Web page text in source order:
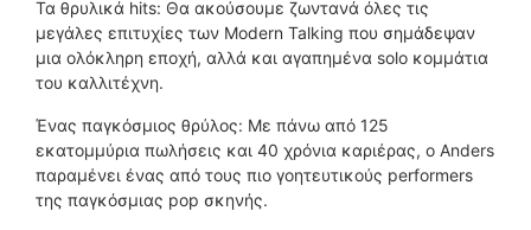
Τα θρυλικά hits: Θα ακούσουμε ζωντανά όλες τις
μεγάλες επιτυχίες των Modern Talking που σημάδεψαν
μια ολόκληρη εποχή, αλλά και αγαπημένα solo κομμάτια
του καλλιτέχνη.
Ένας παγκόσμιος θρύλος: Με πάνω από 125
εκατομμύρια πωλήσεις και 40 χρόνια καριέρας, ο Anders
παραμένει ένας από τους πιο γοητευτικούς performers
της παγκόσμιας pop σκηνής.